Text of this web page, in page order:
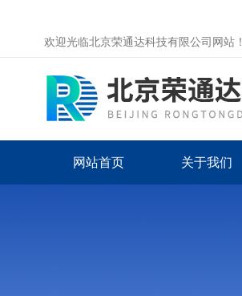
欢迎光临北京荣通达科技有限公司网站！
网站首页 关于我们